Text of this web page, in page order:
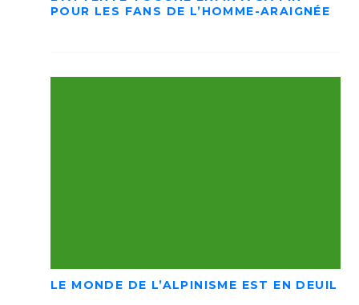
POUR LES FANS DE L’HOMME-ARAIGNÉE
LE MONDE DE L’ALPINISME EST EN DEUIL